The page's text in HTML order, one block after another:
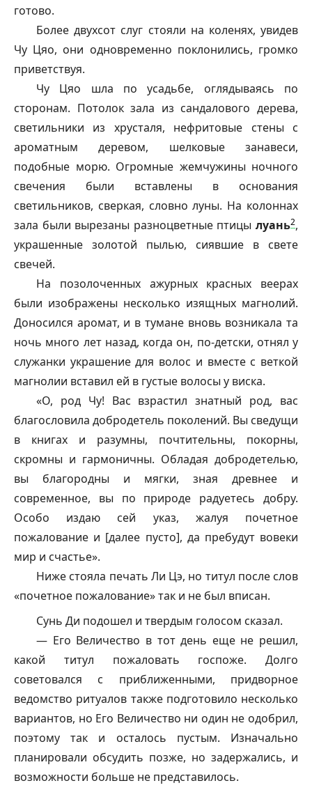
готово.
Более двухсот слуг стояли на коленях, увидев
Чу Цяо, они одновременно поклонились, громко
приветствуя.
Чу Цяо шла по усадьбе, оглядываясь по
сторонам. Потолок зала из сандалового дерева,
светильники из хрусталя, нефритовые стены с
ароматным деревом, шелковые занавеси,
подобные морю. Огромные жемчужины ночного
свечения были вставлены в основания
светильников, сверкая, словно луны. На колоннах
зала были вырезаны разноцветные птицы луань2,
украшенные золотой пылью, сиявшие в свете
свечей.
На позолоченных ажурных красных веерах
были изображены несколько изящных магнолий.
Доносился аромат, и в тумане вновь возникала та
ночь много лет назад, когда он, по-детски, отнял у
служанки украшение для волос и вместе с веткой
магнолии вставил ей в густые волосы у виска.
«О, род Чу! Вас взрастил знатный род, вас
благословила добродетель поколений. Вы сведущи
в книгах и разумны, почтительны, покорны,
скромны и гармоничны. Обладая добродетелью,
вы благородны и мягки, зная древнее и
современное, вы по природе радуетесь добру.
Особо издаю сей указ, жалуя почетное
пожалование и [далее пусто], да пребудут вовеки
мир и счастье».
Ниже стояла печать Ли Цэ, но титул после слов
«почетное пожалование» так и не был вписан.
Сунь Ди подошел и твердым голосом сказал.
— Его Величество в тот день еще не решил,
какой титул пожаловать госпоже. Долго
советовался с приближенными, придворное
ведомство ритуалов также подготовило несколько
вариантов, но Его Величество ни один не одобрил,
поэтому так и осталось пустым. Изначально
планировали обсудить позже, но задержались, и
возможности больше не представилось.